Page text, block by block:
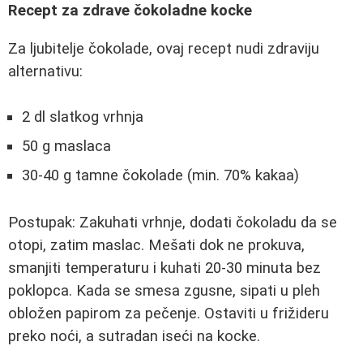
Recept za zdrave čokoladne kocke
Za ljubitelje čokolade, ovaj recept nudi zdraviju
alternativu:
2 dl slatkog vrhnja
50 g maslaca
30-40 g tamne čokolade (min. 70% kakaa)
Postupak: Zakuhati vrhnje, dodati čokoladu da se
otopi, zatim maslac. Mešati dok ne prokuva,
smanjiti temperaturu i kuhati 20-30 minuta bez
poklopca. Kada se smesa zgusne, sipati u pleh
obložen papirom za pečenje. Ostaviti u frižideru
preko noći, a sutradan iseći na kocke.